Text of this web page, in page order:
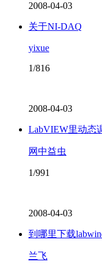
2008-04-03
关于NI-DAQ
yixue
1/816
2008-04-03
LabVIEW里动态
网中益虫
1/991
2008-04-03
到哪里下载
兰飞